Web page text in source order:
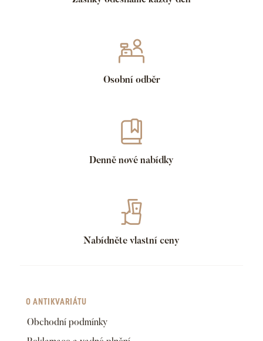
Osobní odběr
Denně nové nabídky
Nabídněte vlastní ceny
O ANTIKVARIÁTU
Obchodní podmínky